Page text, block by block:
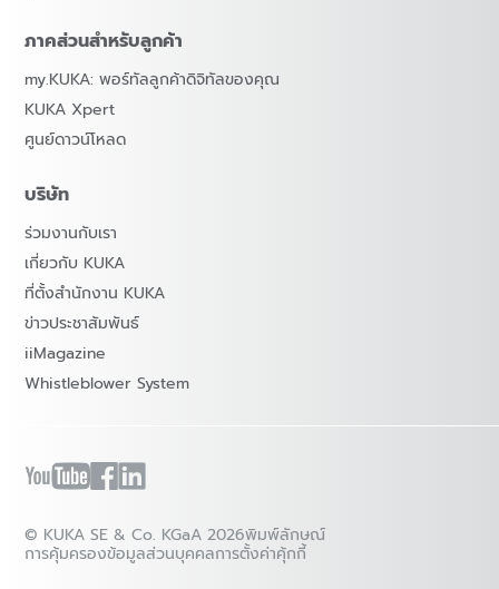
ภาคส่วนสำหรับลูกค้า
my.KUKA: พอร์ทัลลูกค้าดิจิทัลของคุณ
KUKA Xpert
ศูนย์ดาวน์โหลด
บริษัท
ร่วมงานกับเรา
เกี่ยวกับ KUKA
ที่ตั้งสำนักงาน KUKA
ข่าวประชาสัมพันธ์
iiMagazine
Whistleblower System
© KUKA SE & Co. KGaA 2026พิมพ์ลักษณ์
การคุ้มครองข้อมูลส่วนบุคคลการตั้งค่าคุ้กกี้